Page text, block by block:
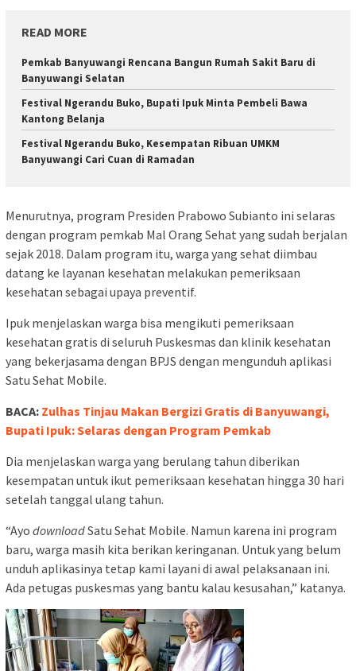
READ MORE
Pemkab Banyuwangi Rencana Bangun Rumah Sakit Baru di
Banyuwangi Selatan
Festival Ngerandu Buko, Bupati Ipuk Minta Pembeli Bawa
Kantong Belanja
Festival Ngerandu Buko, Kesempatan Ribuan UMKM
Banyuwangi Cari Cuan di Ramadan
Menurutnya, program Presiden Prabowo Subianto ini selaras
dengan program pemkab Mal Orang Sehat yang sudah berjalan
sejak 2018. Dalam program itu, warga yang sehat diimbau
datang ke layanan kesehatan melakukan pemeriksaan
kesehatan sebagai upaya preventif.
Ipuk menjelaskan warga bisa mengikuti pemeriksaan
kesehatan gratis di seluruh Puskesmas dan klinik kesehatan
yang bekerjasama dengan BPJS dengan mengunduh aplikasi
Satu Sehat Mobile.
BACA: Zulhas Tinjau Makan Bergizi Gratis di Banyuwangi,
Bupati Ipuk: Selaras dengan Program Pemkab
Dia menjelaskan warga yang berulang tahun diberikan
kesempatan untuk ikut pemeriksaan kesehatan hingga 30 hari
setelah tanggal ulang tahun.
“Ayo downloadSatu Sehat Mobile. Namun karena ini program
baru, warga masih kita berikan keringanan. Untuk yang belum
unduh aplikasinya tetap kami layani di awal pelaksanaan ini.
Ada petugas puskesmas yang bantu kalau kesusahan,” katanya.